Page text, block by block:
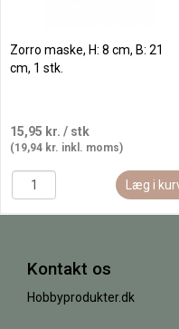
Zorro maske, H: 8 cm, B: 21
cm, 1 stk.
15,95 kr. / stk
(19,94 kr. inkl. moms)
Læg i
Kontakt os
Hobbyprodukter.dk